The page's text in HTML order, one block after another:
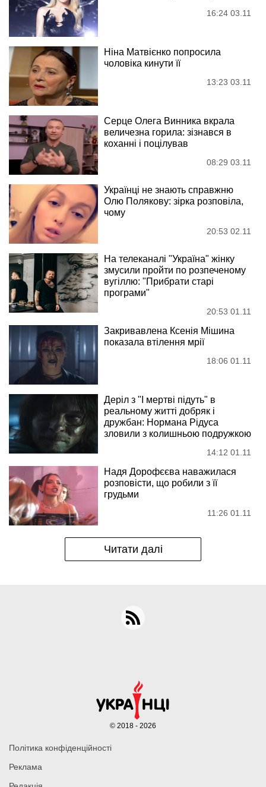
16:24 03.11
Ніна Матвієнко попросила
чоловіка кинути її
13:23 03.11
Серце Олега Винника вкрала
величезна горила: зізнався в
коханні і поцілував
08:29 03.11
Українці не знають справжню
Олю Полякову: зірка розповіла,
чому
20:53 02.11
На телеканалі "Україна" жінку
змусили пройти по розпеченому
вугіллю: "Прибрати старі
програми"
20:53 01.11
Закривавлена Ксенія Мішина
показала втілення мрії
18:06 01.11
Деріл з "І мертві підуть" в
реальному житті добряк і
дружбан: Нормана Рідуса
зловили з колишньою подружкою
14:12 01.11
Надя Дорофєєва наважилася
розповісти, що робили з її
грудьми
11:26 01.11
Читати далі
Політика конфіденційності
Реклама
© 2018 - 2026